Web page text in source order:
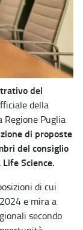
del
della
Regione Puglia
di proposte
del consiglio
Science.
di cui
e mira a
secondo